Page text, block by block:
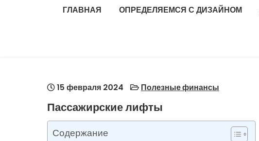
ГЛАВНАЯ ОПРЕДЕЛЯЕМСЯ С ДИЗАЙНОМ
15 февраля 2024 Полезные финансы
Пассажирские лифты
Содержание